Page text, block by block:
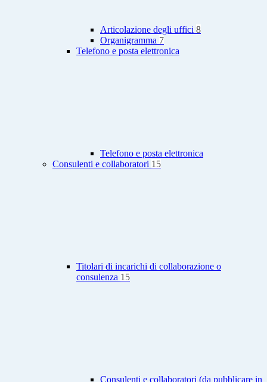
Articolazione degli uffici 8
Organigramma 7
Telefono e posta elettronica
Telefono e posta elettronica
Consulenti e collaboratori 15
Titolari di incarichi di collaborazione o
consulenza 15
Consulenti e collaboratori (da pubblicare in